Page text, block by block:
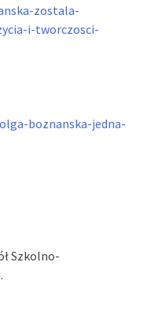
zostala-
i-tworczosci-
boznanska-jedna-
Szkolno-